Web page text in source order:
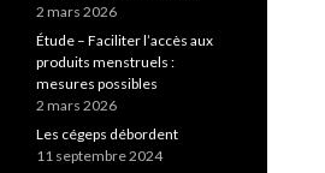
2 mars 2026
Étude – Faciliter l’accès aux
produits menstruels :
mesures possibles
2 mars 2026
Les cégeps débordent
11 septembre 2024